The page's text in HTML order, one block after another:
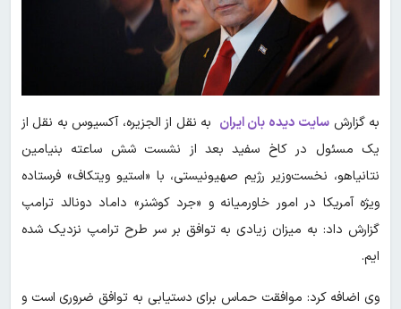
به گزارش سایت دیده بان ایران به نقل از الجزیره، آکسیوس به نقل از
یک مسئول در کاخ سفید بعد از نشست شش ساعته بنیامین
نتانیاهو، نخست‌وزیر رژیم صهیونیستی، با «استیو ویتکاف» فرستاده
ویژه آمریکا در امور خاورمیانه و «جرد کوشنر» داماد دونالد ترامپ
گزارش داد: به میزان زیادی به توافق بر سر طرح ترامپ نزدیک شده
ایم.
وی اضافه کرد: موافقت حماس برای دستیابی به توافق ضروری است و